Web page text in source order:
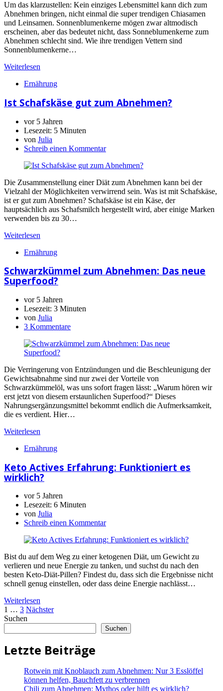
Um das klarzustellen: Kein einziges Lebensmittel kann dich zum
Abnehmen bringen, nicht einmal die super trendigen Chiasamen
und Leinsamen. Sonnenblumenkerne mögen zwar altmodisch
erscheinen, aber das bedeutet nicht, dass Sonneblumenkerne zum
Abnehmen schlecht sind. Wie ihre trendigen Vettern sind
Sonnenblumenkerne…
Weiterlesen
Ernährung
Ist Schafskäse gut zum Abnehmen?
vor 5 Jahren
Lesezeit: 5 Minuten
von Julia
Schreib einen Kommentar
Die Zusammenstellung einer Diät zum Abnehmen kann bei der
Vielzahl der Möglichkeiten verwirrend sein. Was ist mit Schafskäse,
ist er gut zum Abnehmen? Schafskäse ist ein Käse, der
hauptsächlich aus Schafsmilch hergestellt wird, aber einige Marken
verwenden bis zu 30…
Weiterlesen
Ernährung
Schwarzkümmel zum Abnehmen: Das neue
Superfood?
vor 5 Jahren
Lesezeit: 3 Minuten
von Julia
3 Kommentare
Die Verringerung von Entzündungen und die Beschleunigung der
Gewichtsabnahme sind nur zwei der Vorteile von
Schwarzkümmelöl, was uns sofort fragen lässt: „Warum hören wir
erst jetzt von diesem erstaunlichen Superfood?“ Dieses
Nahrungsergänzungsmittel bekommt endlich die Aufmerksamkeit,
die es verdient. Hier…
Weiterlesen
Ernährung
Keto Actives Erfahrung: Funktioniert es
wirklich?
vor 5 Jahren
Lesezeit: 6 Minuten
von Julia
Schreib einen Kommentar
Bist du auf dem Weg zu einer ketogenen Diät, um Gewicht zu
verlieren und neue Energie zu tanken, und suchst du nach den
besten Keto-Diät-Pillen? Findest du, dass sich die Ergebnisse nicht
schnell genug einstellen, oder dass deine Energie nachlässt…
Weiterlesen
Seitennummerierung
der
Beiträge
1 … 3 Nächster
Suchen
Suchen
Letzte Beiträge
Rotwein mit Knoblauch zum Abnehmen: Nur 3 Esslöffel
können helfen, Bauchfett zu verbrennen
Chili zum Abnehmen: Mythos oder hilft es wirklich?